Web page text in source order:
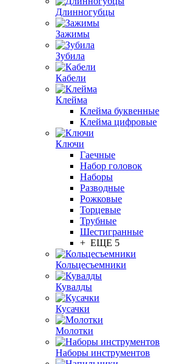
Длинногубцы
Зажимы
Зубила
Кабели
Клейма
Клейма буквенные
Клейма цифровые
Ключи
Гаечные
Набор головок
Наборы
Разводные
Рожковые
Торцевые
Трубные
Шестигранные
+ ЕЩЕ 5
Кольцесъемники
Кувалды
Кусачки
Молотки
Наборы инструментов